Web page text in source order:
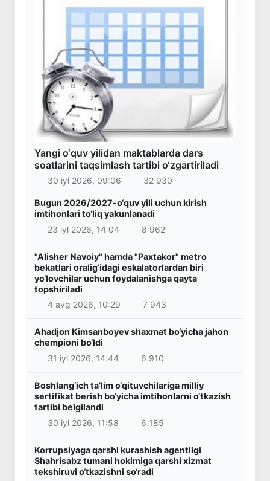
Yangi o‘quv yilidan maktablarda dars
soatlarini taqsimlash tartibi o‘zgartiriladi
30 iyl 2026, 09:06 32 930
Bugun 2026/2027-o‘quv yili uchun kirish
imtihonlari to‘liq yakunlanadi
23 iyl 2026, 14:04
8 962
"Alisher Navoiy" hamda "Paxtakor" metro
bekatlari oralig‘idagi eskalatorlardan biri
yo‘lovchilar uchun foydalanishga qayta
topshiriladi
4 avg 2026, 10:29
7 943
Ahadjon Kimsanboyev shaxmat bo‘yicha jahon
chempioni bo‘ldi
31 iyl 2026, 14:44
6 910
Boshlang‘ich ta’lim o‘qituvchilariga milliy
sertifikat berish bo‘yicha imtihonlarni o‘tkazish
tartibi belgilandi
30 iyl 2026, 11:58
6 185
Korrupsiyaga qarshi kurashish agentligi
Shahrisabz tumani hokimiga qarshi xizmat
tekshiruvi o‘tkazishni so‘radi